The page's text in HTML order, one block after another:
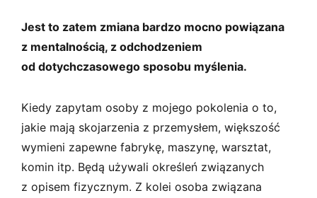
Jest to zatem zmiana bardzo mocno powiązana
z mentalnością, z odchodzeniem
od dotychczasowego sposobu myślenia.
Kiedy zapytam osoby z mojego pokolenia o to,
jakie mają skojarzenia z przemysłem, większość
wymieni zapewne fabrykę, maszynę, warsztat,
komin itp. Będą używali określeń związanych
z opisem fizycznym. Z kolei osoba związana